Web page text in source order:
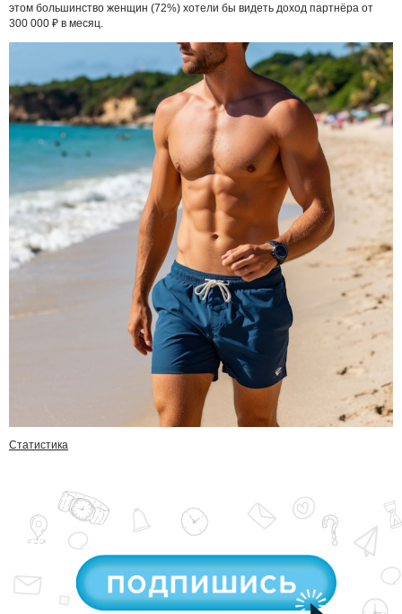
этом большинство женщин (72%) хотели бы видеть доход партнёра от
300 000 ₽ в месяц.
Статистика